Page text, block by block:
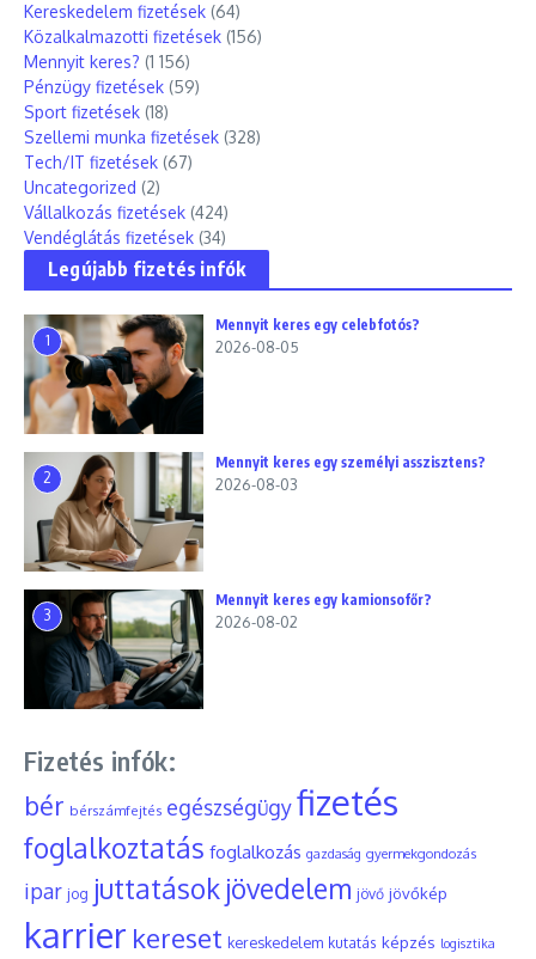
Kereskedelem fizetések (64)
Közalkalmazotti fizetések (156)
Mennyit keres? (1 156)
Pénzügy fizetések (59)
Sport fizetések (18)
Szellemi munka fizetések (328)
Tech/IT fizetések (67)
Uncategorized (2)
Vállalkozás fizetések (424)
Vendéglátás fizetések (34)
Legújabb fizetés infók
1
Mennyit keres egy celebfotós?
2026-08-05
2
Mennyit keres egy személyi asszisztens?
2026-08-03
3
Mennyit keres egy kamionsofőr?
2026-08-02
Fizetés infók:
bér bérszámfejtés egészségügyfizetés
foglalkoztatás foglalkozás gazdaság gyermekgondozás
ipar jog juttatások jövedelem jövő jövőkép
karrier kereset kereskedelem kutatás képzés logisztika